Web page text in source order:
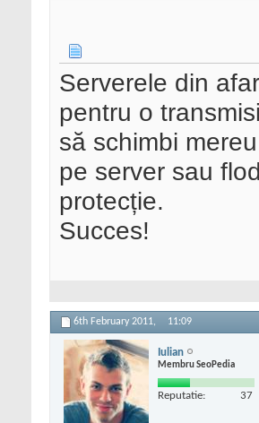
Serverele din
pentru o
să schimbi
pe server sau
protecție.
Succes!
6th February 2011, 11:09
Iulian
Membru SeoPedia
Reputatie: 37